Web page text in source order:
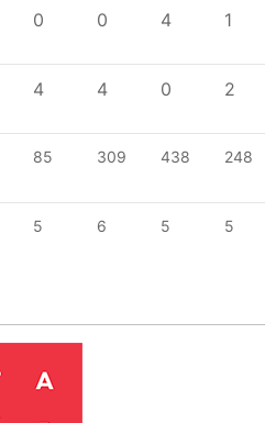
85 309 438 248
5 6 5 5
0 0 4 1
4 4 0 2